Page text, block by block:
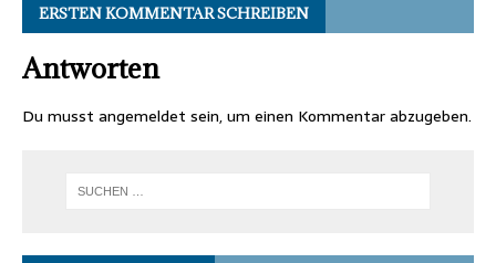
ERSTEN KOMMENTAR SCHREIBEN
Antworten
Du musst angemeldet sein, um einen Kommentar abzugeben.